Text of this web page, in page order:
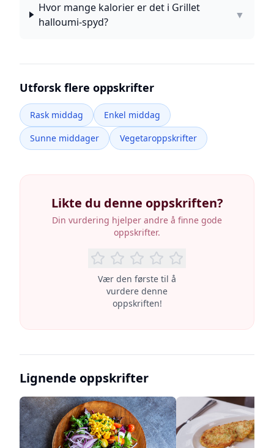
Hvor mange kalorier er det i Grillet
halloumi-spyd?
▼
Utforsk flere oppskrifter
Rask middag
Enkel middag
Sunne middager
Vegetaroppskrifter
Likte du denne oppskriften?
Din vurdering hjelper andre å finne gode
oppskrifter.
Vær den første til å
vurdere denne
oppskriften!
Lignende oppskrifter